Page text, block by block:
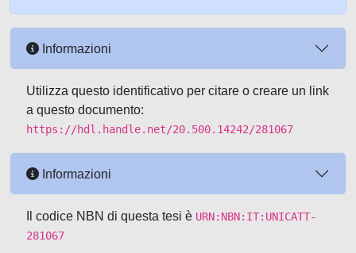
Informazioni
Utilizza questo identificativo per citare o creare un link
a questo documento:
https://hdl.handle.net/20.500.14242/281067
Informazioni
Il codice NBN di questa tesi è URN:NBN:IT:UNICATT-
281067